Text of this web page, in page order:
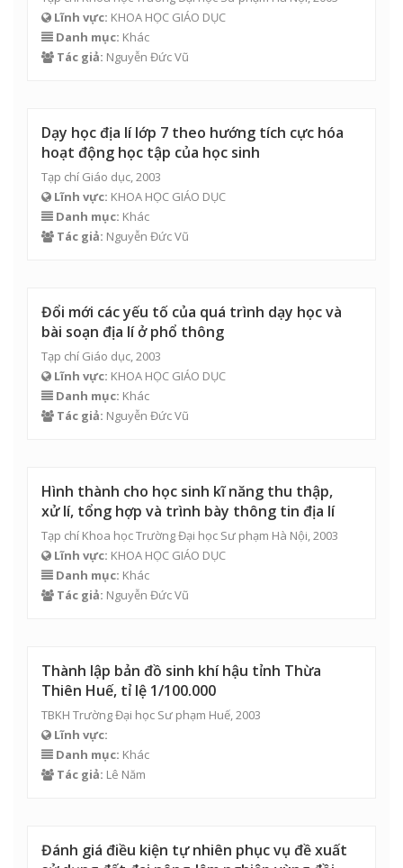
Lĩnh vực: KHOA HỌC GIÁO DỤC
Danh mục: Khác
Tác giả: Nguyễn Đức Vũ
Dạy học địa lí lớp 7 theo hướng tích cực hóa
hoạt động học tập của học sinh
Tạp chí Giáo dục, 2003
Lĩnh vực: KHOA HỌC GIÁO DỤC
Danh mục: Khác
Tác giả: Nguyễn Đức Vũ
Đổi mới các yếu tố của quá trình dạy học và
bài soạn địa lí ở phổ thông
Tạp chí Giáo dục, 2003
Lĩnh vực: KHOA HỌC GIÁO DỤC
Danh mục: Khác
Tác giả: Nguyễn Đức Vũ
Hình thành cho học sinh kĩ năng thu thập,
xử lí, tổng hợp và trình bày thông tin địa lí
Tạp chí Khoa học Trường Đại học Sư phạm Hà Nội, 2003
Lĩnh vực: KHOA HỌC GIÁO DỤC
Danh mục: Khác
Tác giả: Nguyễn Đức Vũ
Thành lập bản đồ sinh khí hậu tỉnh Thừa
Thiên Huế, tỉ lệ 1/100.000
TBKH Trường Đại học Sư phạm Huế, 2003
Lĩnh vực:
Danh mục: Khác
Tác giả: Lê Năm
Đánh giá điều kiện tự nhiên phục vụ đề xuất